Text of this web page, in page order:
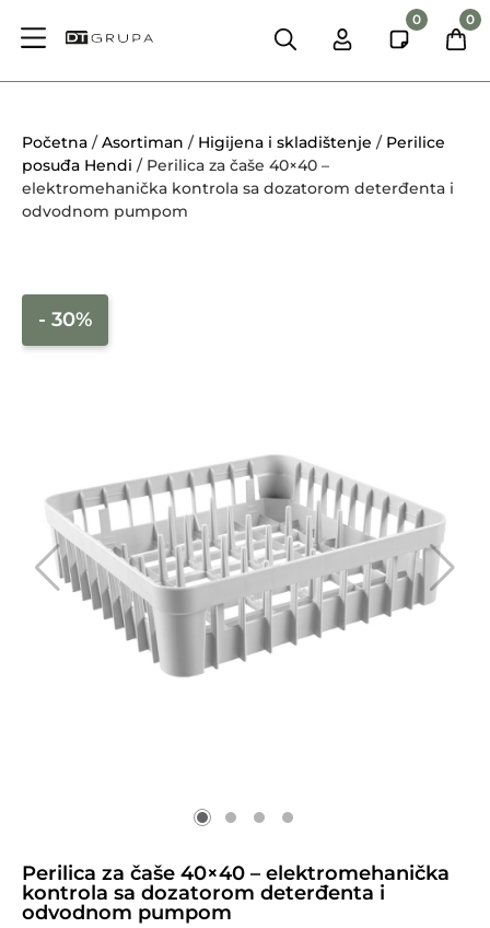
0 0
Početna /Asortiman / Higijena i skladištenje / Perilice
posuđa Hendi / Perilica za čaše 40×40 –
elektromehanička kontrola sa dozatorom deterđenta i
odvodnom pumpom
- 30%
Perilica za čaše 40×40 – elektromehanička
kontrola sa dozatorom deterđenta i
odvodnom pumpom